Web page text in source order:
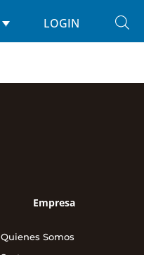
LOGIN
Empresa
Quienes Somos